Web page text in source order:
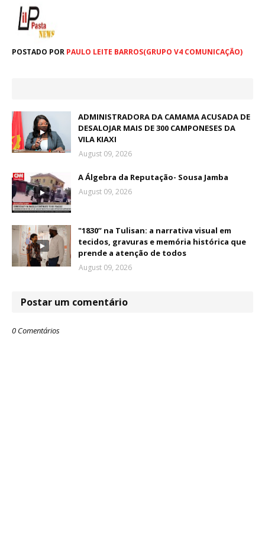
POSTADO POR PAULO LEITE BARROS(GRUPO V4 COMUNICAÇÃO)
ADMINISTRADORA DA CAMAMA ACUSADA DE
DESALOJAR MAIS DE 300 CAMPONESES DA
VILA KIAXI
August 09, 2026
A Álgebra da Reputação- Sousa Jamba
August 09, 2026
"1830” na Tulisan: a narrativa visual em
tecidos, gravuras e memória histórica que
prende a atenção de todos
August 09, 2026
Postar um comentário
0 Comentários